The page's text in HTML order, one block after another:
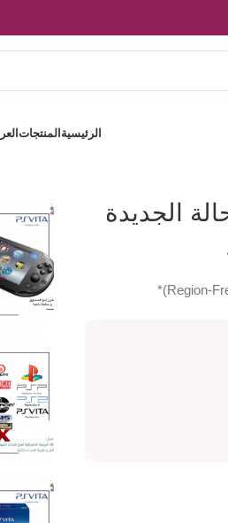
الرئيسيةالمنتجات
الجديدة